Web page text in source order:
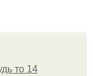
то 14